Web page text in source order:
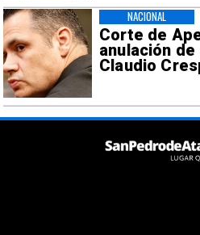
Corte de
anulación
Claudio
NACIONAL